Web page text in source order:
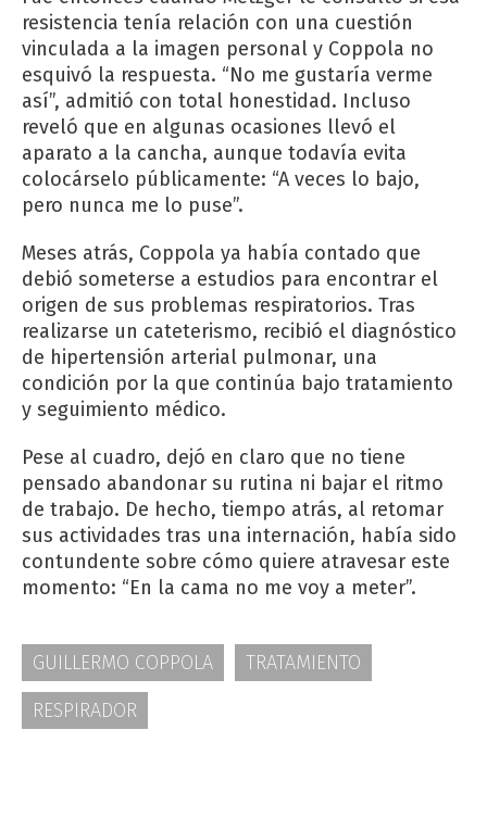
resistencia tenía relación con una cuestión
vinculada a la imagen personal y Coppola no
esquivó la respuesta. “No me gustaría verme
así”, admitió con total honestidad. Incluso
reveló que en algunas ocasiones llevó el
aparato a la cancha, aunque todavía evita
colocárselo públicamente: “A veces lo bajo,
pero nunca me lo puse”.
Meses atrás, Coppola ya había contado que
debió someterse a estudios para encontrar el
origen de sus problemas respiratorios. Tras
realizarse un cateterismo, recibió el diagnóstico
de hipertensión arterial pulmonar, una
condición por la que continúa bajo tratamiento
y seguimiento médico.
Pese al cuadro, dejó en claro que no tiene
pensado abandonar su rutina ni bajar el ritmo
de trabajo. De hecho, tiempo atrás, al retomar
sus actividades tras una internación, había sido
contundente sobre cómo quiere atravesar este
momento: “En la cama no me voy a meter”.
GUILLERMO COPPOLA
TRATAMIENTO
RESPIRADOR